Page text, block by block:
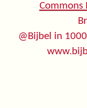
Commons
@Bijbel in